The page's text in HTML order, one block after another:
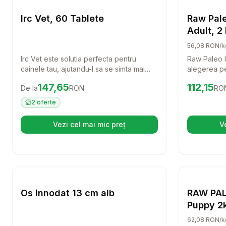
Irc Vet, 60 Tablete
Irc Vet este solutia perfecta pentru
cainele tau, ajutandu-l sa se simta mai
tablete usor de administrat, acest produs
este ideal pentru a oferi suport si confort
patrupedului tau.
Preț:147.65 RON
De la147,65RON
2 oferte
Vezi cel mai mic preț(se deschide într-o filă nouă)
Raw
Adult, 2
56,08 RON/
Raw Paleo
alegerea
carne de
pentru
Preț:
112,15
Os innodat 13 cm alb
RAW
Puppy
mica, cu
62,08 RON/